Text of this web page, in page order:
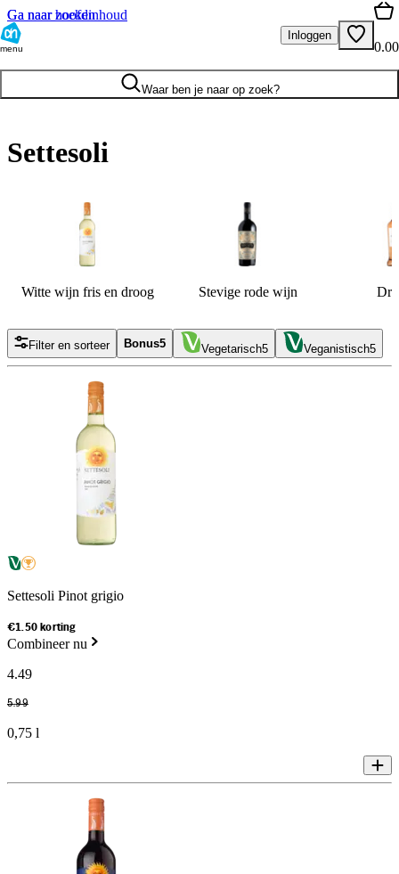
Ga naar hoofdinhoud
Ga naar zoeken
menu
Inloggen
0.00
Waar ben je naar op zoek?
Settesoli
Witte wijn fris en droog Stevige rode wijn
Filter en sorteer Bonus5 Vegetarisch5 Veganistisch5
Settesoli Pinot grigio
€1.50 korting
Combineer nu
4.49
5.99
0,75 l